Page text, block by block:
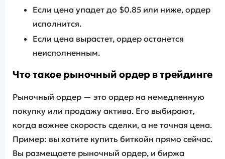
Если цена упадет до $0.85 или ниже, ордер
исполнится.
Если цена вырастет, ордер останется
неисполненным.
Что такое рыночный ордер втрейдинге
Рыночный ордер — это ордер на немедленную
покупку или продажу актива. Его выбирают,
когда важнее скорость сделки, а не точная цена.
Пример: вы хотите купить биткойн прямо сейчас.
Вы размещаете рыночный ордер, и биржа